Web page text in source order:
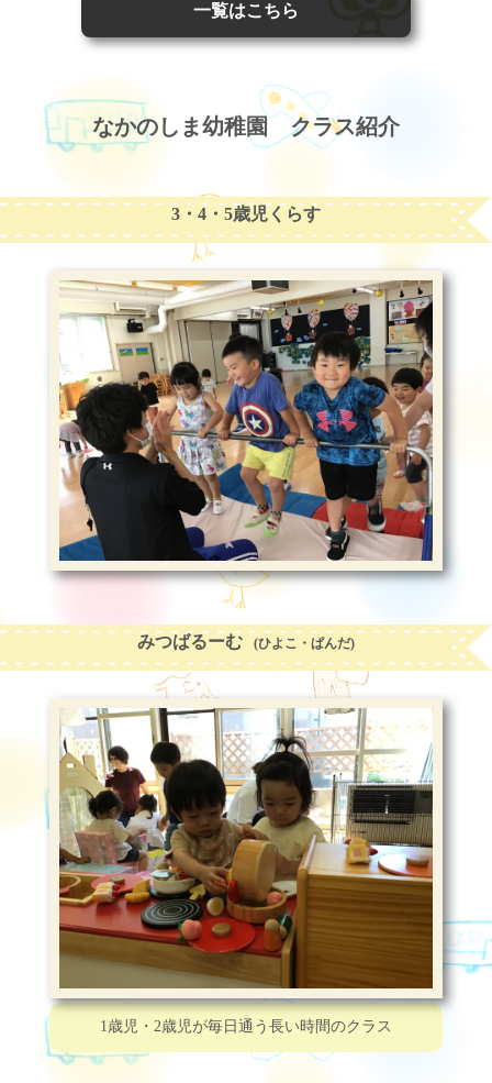
一覧はこちら
なかのしま幼稚園 クラス紹介
3・4・5歳児くらす
みつばるーむ (ひよこ・ぱんだ)
1歳児・2歳児が毎日通う長い時間のクラス